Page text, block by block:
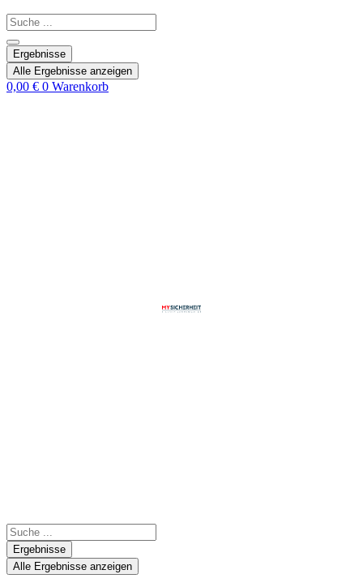
Search
...
Ergebnisse
Alle Ergebnisse anzeigen
0,00 € 0 Warenkorb
Search
...Ergebnisse
Alle Ergebnisse anzeigen